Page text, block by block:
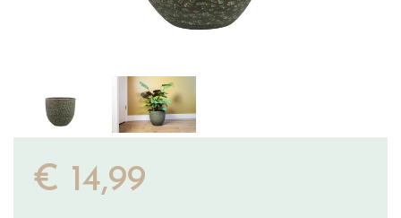
€ 14,99